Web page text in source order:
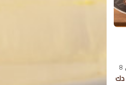
مغطاة بالفليك تقدم مع جار كاكاو تكفي 8